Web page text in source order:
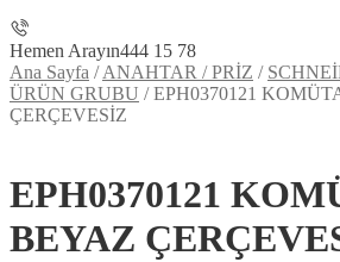
Hemen Arayın444 15 78
Ana Sayfa /ANAHTAR / PRİZ /
ÜRÜN GRUBU /EPH0370121
ÇERÇEVESİZ
EPH0370121
BEYAZ